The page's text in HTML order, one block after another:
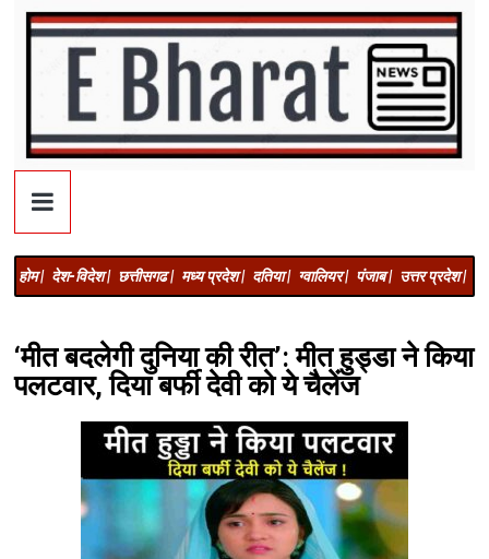
होम | देश-विदेश | छत्तीसगढ | मध्य प्रदेश | दतिया | ग्वालियर | पंजाब | उत्तर प्रदेश |
‘मीत बदलेगी दुनिया की रीत’: मीत हुड्डा ने किया
पलटवार, दिया बर्फी देवी को ये चैलेंज